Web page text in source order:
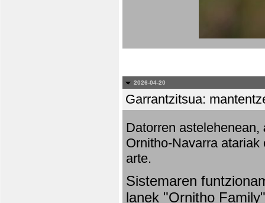
2026-04-20
Garrantzitsua:
Datorren astelehenean,
Ornitho-Navarra
arte.
Sistemaren
lanek "Ornitho